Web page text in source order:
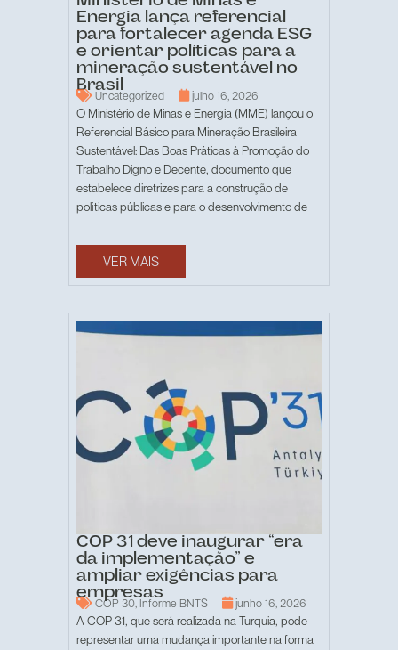
Energia lança referencial
para fortalecer agenda ESG
e orientar políticas para a
mineração sustentável no
Brasil
Uncategorized julho 16, 2026
O Ministério de Minas e Energia (MME) lançou o
Referencial Básico para Mineração Brasileira
Sustentável: Das Boas Práticas à Promoção do
Trabalho Digno e Decente, documento que
estabelece diretrizes para a construção de
políticas públicas e para o desenvolvimento de
VER MAIS
COP 31 deve inaugurar “era
da implementação” e
ampliar exigências para
empresas
COP 30, Informe BNTS junho 16, 2026
A COP 31, que será realizada na Turquia, pode
representar uma mudança importante na forma